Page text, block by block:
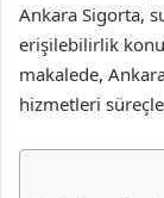
Ankara Sigorta,
erişilebilirlik
makalede,
hizmetleri